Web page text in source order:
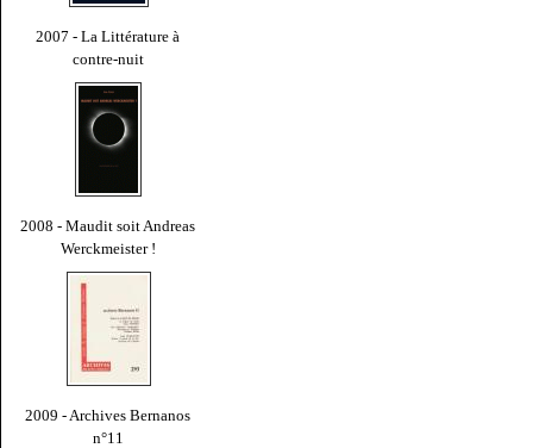
2007 - La Littérature à
contre-nuit
2008 - Maudit soit Andreas
Werckmeister !
2009 - Archives Bernanos
n°11